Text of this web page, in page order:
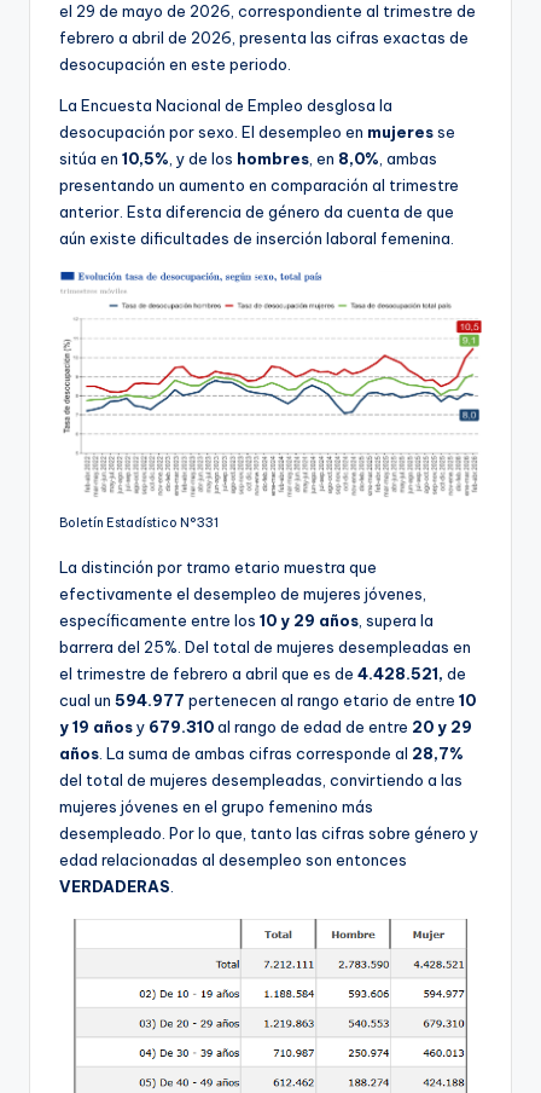
el 29 de mayo de 2026, correspondiente al trimestre de
febrero a abril de 2026, presenta las cifras exactas de
desocupación en este periodo.
La Encuesta Nacional de Empleo desglosa la
desocupación por sexo. El desempleo en mujeresse
sitúa en 10,5%, y de los hombres, en 8,0%, ambas
presentando un aumento en comparación al trimestre
anterior. Esta diferencia de género da cuenta de que
aún existe dificultades de inserción laboral femenina.
Boletín Estadístico N°331
La distinción por tramo etario muestra que
efectivamente el desempleo de mujeres jóvenes,
específicamente entre los 10 y 29 años, supera la
barrera del 25%. Del total de mujeres desempleadas en
el trimestre de febrero a abril que es de 4.428.521, de
cual un 594.977 pertenecen al rango etario de entre 10
y 19 añosy 679.310al rango de edad de entre 20 y 29
años. La suma de ambas cifras corresponde al 28,7%
del total de mujeres desempleadas, convirtiendo a las
mujeres jóvenes en el grupo femenino más
desempleado. Por lo que, tanto las cifras sobre género y
edad relacionadas al desempleo son entonces
VERDADERAS.